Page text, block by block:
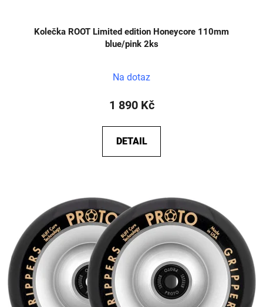
Kolečka ROOT Limited edition Honeycore 110mm
blue/pink 2ks
Na dotaz
1 890 Kč
DETAIL